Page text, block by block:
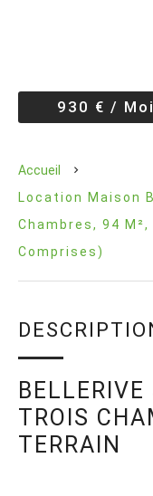
930 € /
Accueil
Location Maison
Chambres, 94
Comprises)
TROIS
TERRAIN